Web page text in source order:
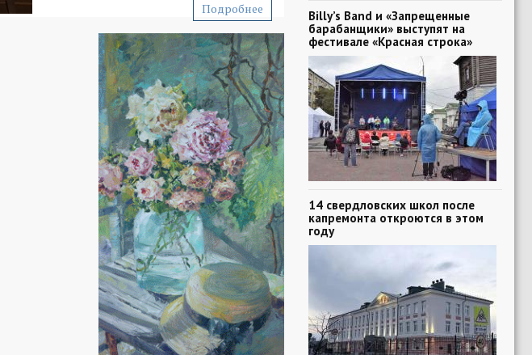
Подробнее
Billy’s Band и «Запрещенные
барабанщики» выступят на
фестивале «Красная строка»
14 свердловских школ после
капремонта откроются в этом
году